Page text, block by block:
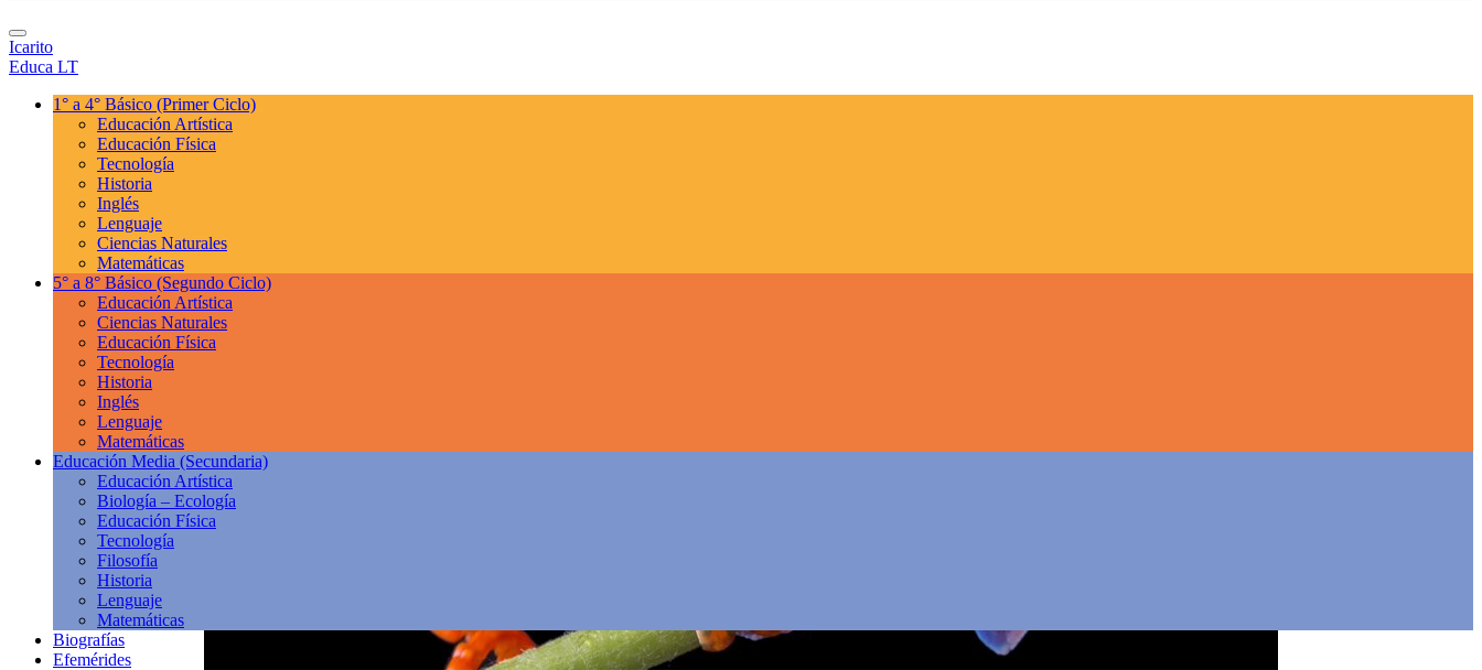
Icarito
Educa LT
1° a 4° Básico (Primer Ciclo)
Educación Artística
Educación Física
Tecnología
Historia
Inglés
Lenguaje
Ciencias Naturales
Matemáticas
5° a 8° Básico (Segundo Ciclo)
Educación Artística
Ciencias Naturales
Educación Física
Tecnología
Historia
Inglés
Lenguaje
Matemáticas
Educación Media (Secundaria)
Educación Artística
Biología – Ecología
Educación Física
Tecnología
Filosofía
Historia
Lenguaje
Matemáticas
Biografías
Efemérides